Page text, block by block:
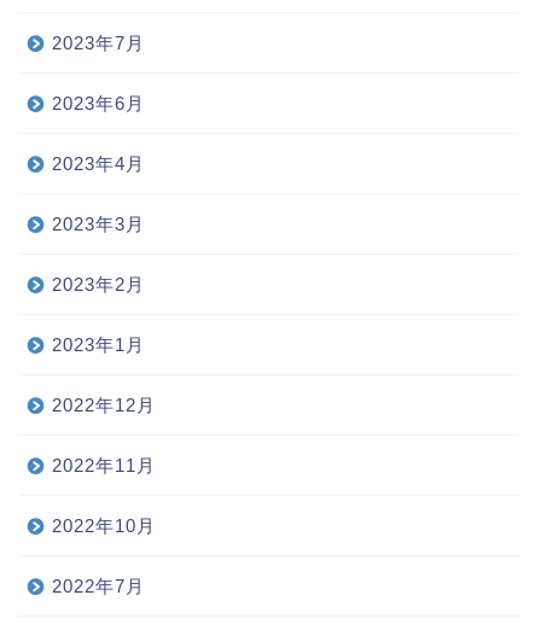
2023年7月
2023年6月
2023年4月
2023年3月
2023年2月
2023年1月
2022年12月
2022年11月
2022年10月
2022年7月